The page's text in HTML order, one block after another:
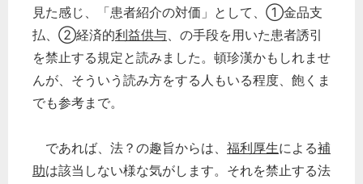
見た感じ、「患者紹介の対価」として、①金品支
払、➁経済的利益供与、の手段を用いた患者誘引
を禁止する規定と読みました。頓珍漢かもしれませ
んが、そういう読み方をする人もいる程度、飽くま
でも参考まで。
であれば、法？の趣旨からは、 福利厚生による補
助は該当しない様な気がします。それを禁止する法